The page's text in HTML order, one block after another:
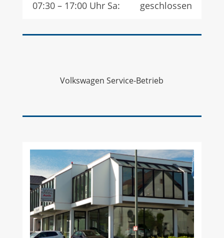
07:30 – 17:00 Uhr Sa: geschlossen
Volkswagen Service-Betrieb